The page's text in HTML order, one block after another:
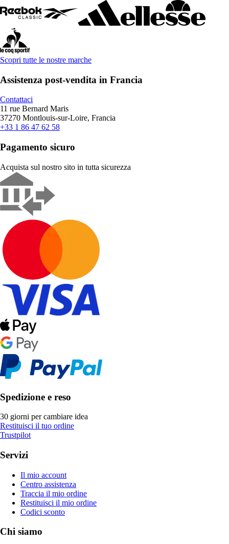
Scopri tutte le nostre marche
Assistenza post-vendita in Francia
Contattaci
11 rue Bernard Maris
37270 Montlouis-sur-Loire, Francia
+33 1 86 47 62 58
Pagamento sicuro
Acquista sul nostro sito in tutta sicurezza
Spedizione e reso
30 giorni per cambiare idea
Restituisci il tuo ordine
Trustpilot
Servizi
Il mio account
Centro assistenza
Traccia il mio ordine
Restituisci il mio ordine
Codici sconto
Chi siamo